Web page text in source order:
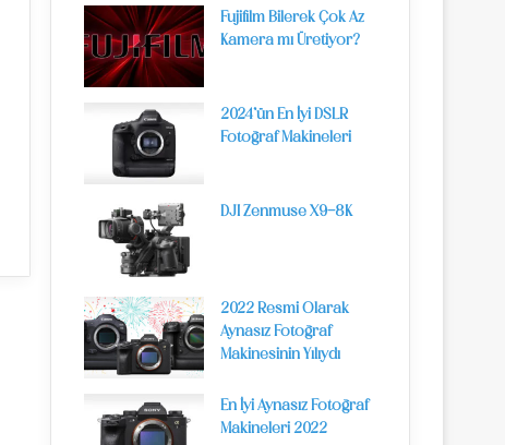
Fujifilm Bilerek Çok Az
Kamera mı Üretiyor?
2024’ün En İyi DSLR
Fotoğraf Makineleri
DJI Zenmuse X9-8K
2022 Resmi Olarak
Aynasız Fotoğraf
Makinesinin Yılıydı
En İyi Aynasız Fotoğraf
Makineleri 2022